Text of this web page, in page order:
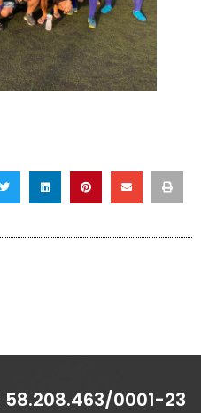
58.208.463/0001-23